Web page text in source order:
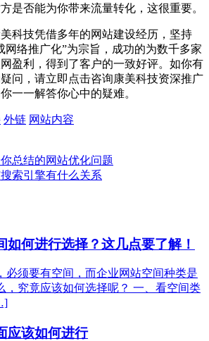
是否能为你带来流量转化，这很重要。
科技凭借多年的网站建设经历，坚持
网络推广化”为宗旨，成功的为数千多家
盈利，得到了客户的一致好评。如你有
问，请立即点击咨询康美科技资深推广
一一解答你心中的疑难。
外链 网站内容
总结的网站优化问题
索引擎有什么关系
如何进行选择？这几点要了解！
必须要有空间，而企业网站空间种类是
，究竟应该如何选择呢？ 一、看空间类
应该如何进行